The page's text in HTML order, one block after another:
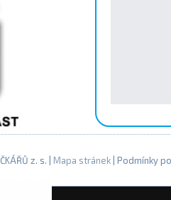
z. s. | Mapa stránek | Podmínky